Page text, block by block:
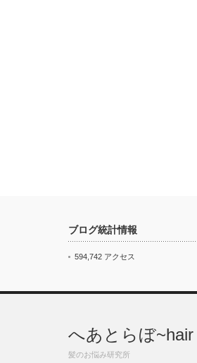
ブログ統計情報
594,742 アクセス
へあとらぼ
髪のお悩み研究所